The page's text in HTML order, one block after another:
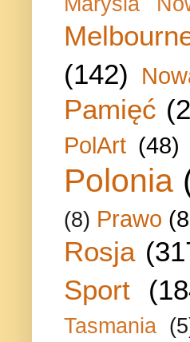
(142)
Pamięć
PolArt (48)
Polonia
(8) Prawo
Rosja
Sport
Tasmania